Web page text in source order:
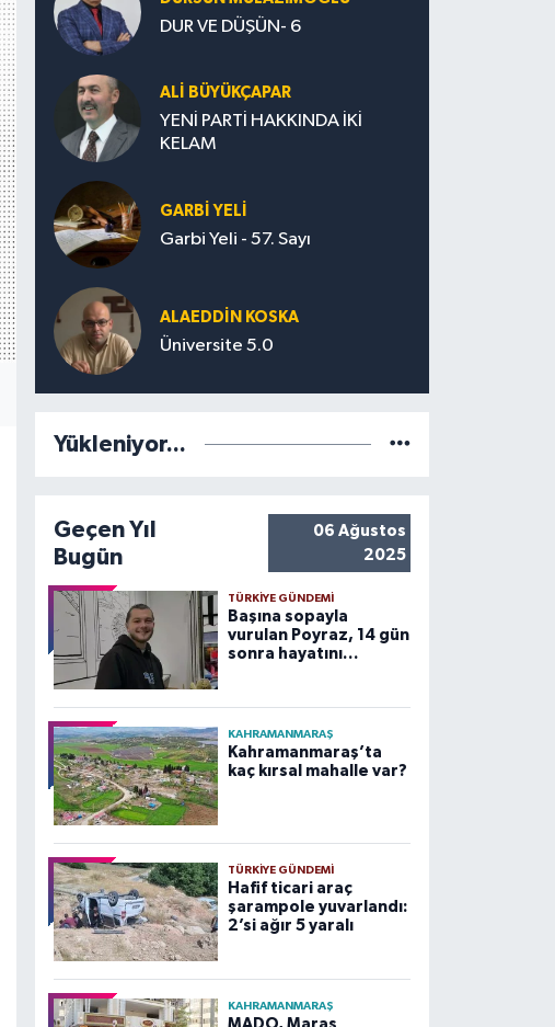
DUR VE DÜŞÜN- 6
ALİ BÜYÜKÇAPAR
YENİ PARTİ HAKKINDA İKİ
KELAM
GARBI YELI
Garbi Yeli - 57. Sayı
ALAEDDIN KOSKA
Üniversite 5.0
Yükleniyor...
Geçen Yıl
Bugün
06 Ağustos
2025
TÜRKIYE GÜNDEMI
Başına sopayla
vurulan Poyraz, 14 gün
sonra hayatını
KAHRAMANMARAŞ
Kahramanmaraş’ta
kaç kırsal mahalle var?
TÜRKIYE GÜNDEMI
Hafif ticari araç
şarampole yuvarlandı:
2’si ağır 5 yaralı
KAHRAMANMARAŞ